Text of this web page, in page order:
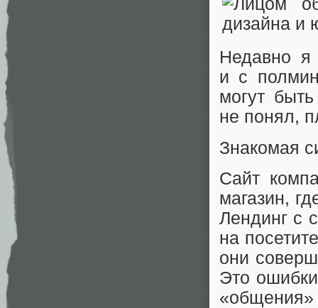
Недавно я
и с
могут
не понял,
Знакомая
Сайт
магазин,
Лендинг с
на
они
Это
«общения»